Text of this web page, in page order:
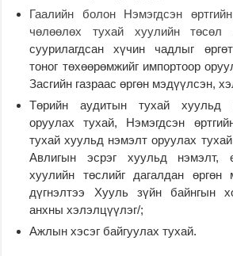
Гаалийн болон Нэмэгдсэн
чөлөөлөх тухай хуулийн төсөл
суурилагдсан хүчин чадлыг
тоног төхөөрөмжийг импортоор
Засгийн газраас өргөн мэдүүлсэн,
Төрийн аудитын тухай хуульд
оруулах тухай, Нэмэгдсэн
тухай хуульд нэмэлт оруулах
Авлигын эсрэг хуульд нэмэлт,
хуулийн төслийг дагалдан өргөн
дүгнэлтээ Хууль зүйн байнгын
анхны хэлэлцүүлэг/;
Ажлын хэсэг байгуулах тухай.